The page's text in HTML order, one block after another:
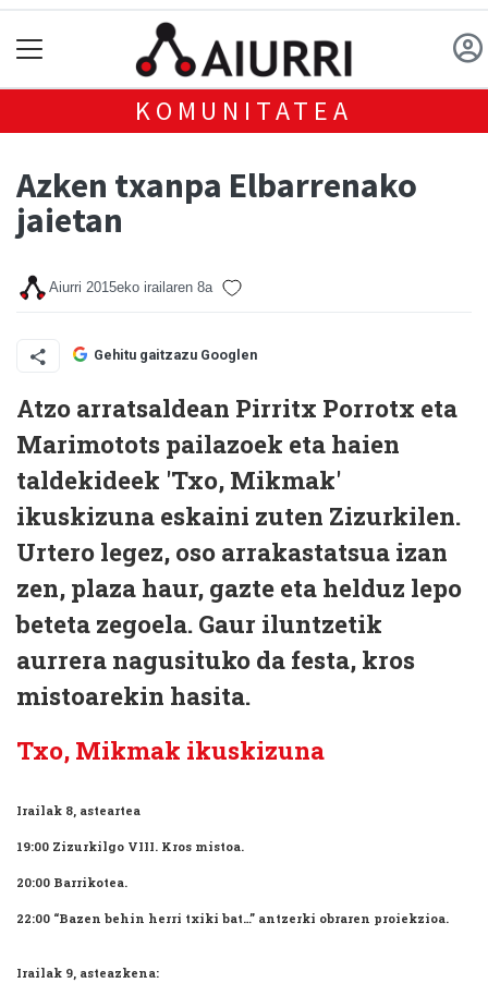
KOMUNITATEA
Azken txanpa Elbarrenako
jaietan
Aiurri 2015eko irailaren 8a
Gehitu gaitzazu Googlen
Atzo arratsaldean Pirritx Porrotx eta
Marimotots pailazoek eta haien
taldekideek 'Txo, Mikmak'
ikuskizuna eskaini zuten Zizurkilen.
Urtero legez, oso arrakastatsua izan
zen, plaza haur, gazte eta helduz lepo
beteta zegoela. Gaur iluntzetik
aurrera nagusituko da festa, kros
mistoarekin hasita.
Txo, Mikmak ikuskizuna
Irailak 8, asteartea
19:00 Zizurkilgo VIII. Kros mistoa.
20:00 Barrikotea.
22:00 “Bazen behin herri txiki bat…” antzerki obraren proiekzioa.
Irailak 9, asteazkena: